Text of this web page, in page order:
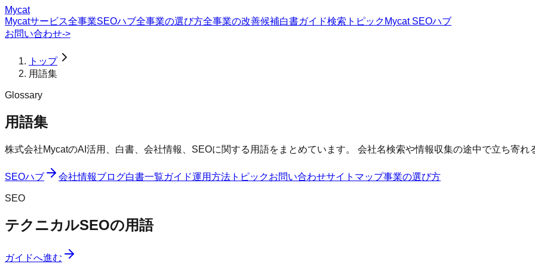
Mycat
Mycatサービス全事業SEOハブ全事業の選び方全事業の改善候補白書ガイド検索トピック Mycat SEOハブ
お問い合わせ->
トップ
用語集
Glossary
用語集
株式会社MycatのAI活用、白書、会社情報、SEOに関する用語をまとめています。 会社名検索や情報収集の途中で立ち寄れ
SEOハブ 会社情報ブログ白書一覧ガイド運用方法 トピックお問い合わせサイトマップ事業の選び方
SEO
テクニカルSEOの用語
ガイドへ進む